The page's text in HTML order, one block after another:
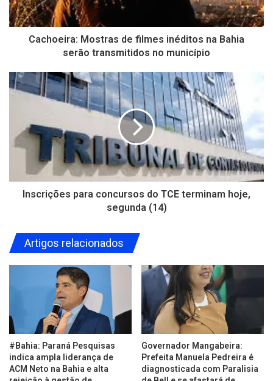
Cachoeira: Mostras de filmes inéditos na Bahia
serão transmitidos no município
Inscrições para concursos do TCE terminam hoje,
segunda (14)
Artigos relacionados
#Bahia: Paraná Pesquisas
indica ampla liderança de
ACM Neto na Bahia e alta
Governador Mangabeira:
Prefeita Manuela Pedreira é
diagnosticada com Paralisia